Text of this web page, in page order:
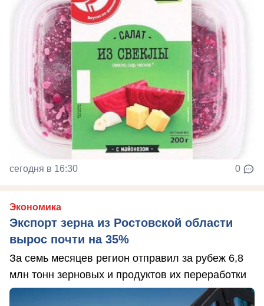
сегодня в 16:30 0
Экономика
Экспорт зерна из Ростовской области
вырос почти на 35%
За семь месяцев регион отправил за рубеж 6,8
млн тонн зерновых и продуктов их переработки